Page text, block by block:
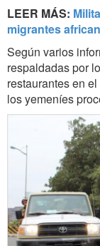
LEER MÁS:
migrantes
Según varios
respaldadas por
restaurantes en
los yemeníes